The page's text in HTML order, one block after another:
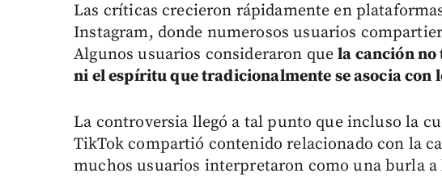
Las críticas crecieron rápidamente en
Instagram, donde numerosos usuarios
Algunos usuarios consideraron quela canción
ni el espíritu que tradicionalmente se asocia con
La controversia llegó a tal punto que incluso la
TikTok compartió contenido relacionado con la
muchos usuarios interpretaron como una burla